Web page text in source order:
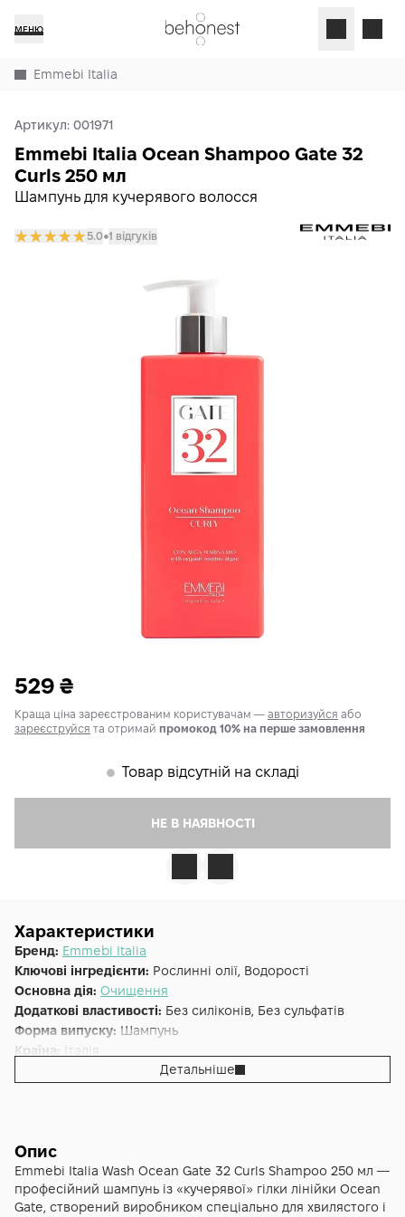
МЕНЮ
Emmebi Italia
Артикул: 001971
Шампунь для кучерявого волосся
Emmebi Italia Ocean Shampoo Gate 32
Curls 250 мл
5.0𒊹1 відгуків
529 ₴
Краща ціна зареєстрованим користувачам — авторизуйся або
зареєструйся та отримай промокод 10% на перше замовлення
𒊹 Товар відсутній на складі
НЕ В НАЯВНОСТІ
Характеристики
Бренд: Emmebi Italia
Ключові інгредієнти: Рослинні олії, Водорості
Основна дія: Очищення
Додаткові властивості: Без силіконів, Без сульфатів
Форма випуску: Шампунь
Країна:
Італія
Emmebi Italia Gate Ocean Wash & Care
Детальніше
Опис
Emmebi Italia Wash Ocean Gate 32 Curls Shampoo 250 мл —
професійний шампунь із «кучерявої» гілки лінійки Ocean
Gate, створений виробником спеціально для хвилястого і